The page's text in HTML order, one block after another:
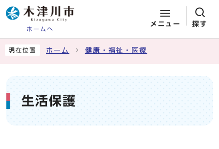
ホームへ
メニュー 探す
現在位置 ホーム 健康・福祉・医療
生活保護